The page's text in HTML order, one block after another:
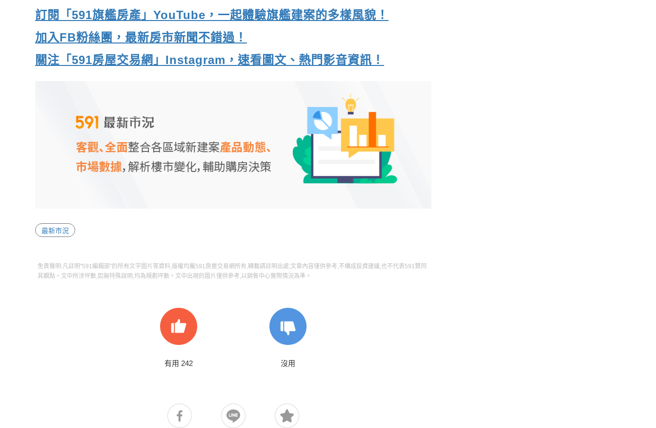
訂閱「591旗艦房產」YouTube，一起體驗旗艦建案的多樣風貌！
加入FB粉絲團，最新房市新聞不錯過！
關注「591房屋交易網」Instagram，速看圖文、熱門影音資訊！
最新市況
免責聲明:凡註明"591編輯部"的所有文字圖片等資料,版權均屬591房屋交易網所有,轉載請註明出處;文章內容僅供參考,不構成投資建議,也不代表591贊同
其觀點。文中所涉坪數,如無特殊說明,均為規劃坪數。文中出現的圖片僅供參考,以銷售中心實際情況為準。
有用 242 沒用